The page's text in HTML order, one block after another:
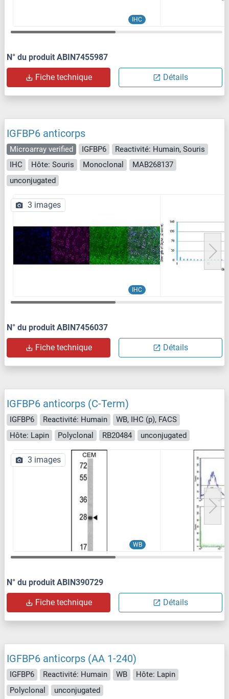
IHC
N° du produit ABIN7455987
Fiche technique Détails
IGFBP6 anticorps
Microarray verified IGFBP6
Reactivité: Humain, Souris
IHC
Hôte: Souris Monoclonal
MAB268137
unconjugated
IHC
3 images
N° du produit ABIN7456037
Fiche technique Détails
IGFBP6 anticorps (C-Term)
IGFBP6 Reactivité: Humain
WB, IHC (p), FACS
Hôte: Lapin
Polyclonal RB20484 unconjugated
WB
3 images
N° du produit ABIN390729
Fiche technique Détails
IGFBP6 anticorps (AA 1-240)
IGFBP6 Reactivité: Humain WB
Hôte: Lapin
Polyclonal
unconjugated